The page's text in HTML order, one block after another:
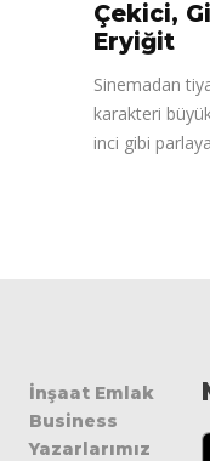
Çekici,
Eryiğit
Sinemadan
karakteri
inci gibi
İnşaat Emlak
Business
Yazarlarımız